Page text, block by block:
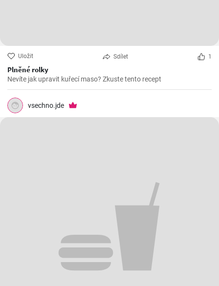
Uložit Sdílet 1
Plněné rolky
Nevíte jak upravit kuřecí maso? Zkuste tento recept
vsechno.jde